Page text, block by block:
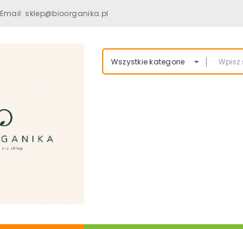
Email: sklep@bioorganika.pl
Wszystkie kategorie